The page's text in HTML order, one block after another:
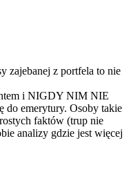
zajebanej z portfela to nie
i NIGDY NIM NIE
emerytury. Osoby takie
faktów (trup nie
analizy gdzie jest więcej